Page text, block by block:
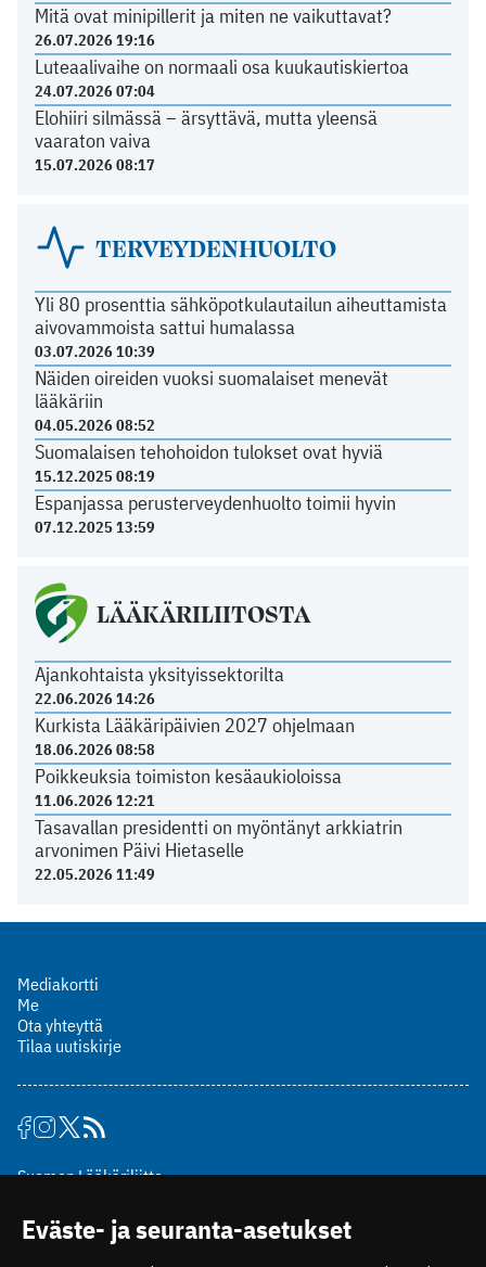
Mitä ovat minipillerit ja miten ne vaikuttavat?
26.07.2026 19:16
Luteaalivaihe on normaali osa kuukautiskiertoa
24.07.2026 07:04
Elohiiri silmässä – ärsyttävä, mutta yleensä
vaaraton vaiva
15.07.2026 08:17
TERVEYDENHUOLTO
Yli 80 prosenttia sähköpotkulautailun aiheuttamista
aivovammoista sattui humalassa
03.07.2026 10:39
Näiden oireiden vuoksi suomalaiset menevät
lääkäriin
04.05.2026 08:52
Suomalaisen tehohoidon tulokset ovat hyviä
15.12.2025 08:19
Espanjassa perusterveydenhuolto toimii hyvin
07.12.2025 13:59
LÄÄKÄRILIITOSTA
Ajankohtaista yksityissektorilta
22.06.2026 14:26
Kurkista Lääkäripäivien 2027 ohjelmaan
18.06.2026 08:58
Poikkeuksia toimiston kesäaukioloissa
11.06.2026 12:21
Tasavallan presidentti on myöntänyt arkkiatrin
arvonimen Päivi Hietaselle
22.05.2026 11:49
Mediakortti
Me
Ota yhteyttä
Tilaa uutiskirje
Suomen Lääkäriliitto
00510 Helsinki
puh. (09) 393 091
Eväste- ja seuranta-asetukset